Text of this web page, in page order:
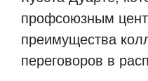
профсоюзным
преимущества
переговоров в